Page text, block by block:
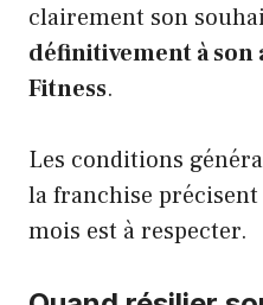
clairement son
définitivement à son
Fitness.
Les conditions
la franchise précisent
mois est à respecter.